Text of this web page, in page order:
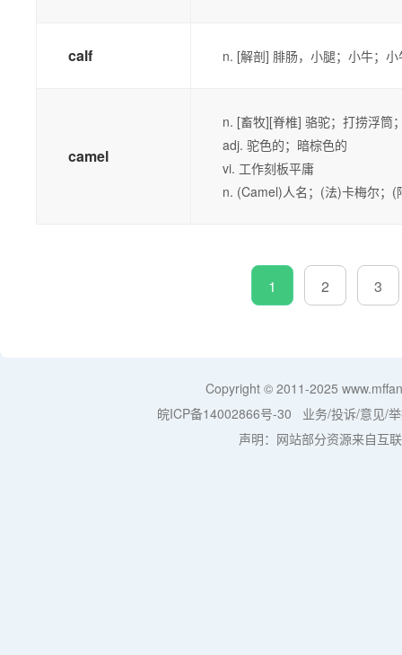
calf n. [解剖] 腓肠，小腿；小牛；
camel
n. [畜牧][脊椎] 骆驼；打捞浮筒
adj. 驼色的；暗棕色的
vi. 工作刻板平庸
n. (Camel)人名；(法)卡梅尔；(
1 2 3
Copyright © 2011-2025
皖ICP备14002866号-30 业务/投诉/意见/
声明：网站部分资源来自互